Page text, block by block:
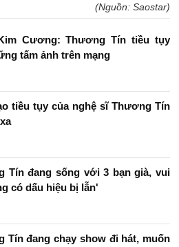
(Nguồn: Saostar)
Cương: Thương Tín tiều tụy
tấm ảnh trên mạng
tiều tụy của nghệ sĩ Thương Tín
Tín đang sống với 3 bạn già, vui
có dấu hiệu bị lẫn'
Tín đang chạy show đi hát, muốn